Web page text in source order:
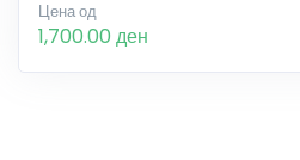
Цена од
1,700.00 ден